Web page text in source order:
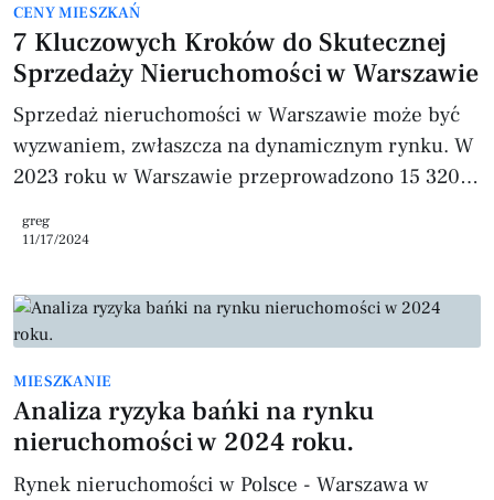
Notariusz to prawnik mianowany przez Ministra
Sprawiedliwości. Zajmuje się spo
CENY MIESZKAŃ
7 Kluczowych Kroków do Skutecznej
Sprzedaży Nieruchomości w Warszawie
Sprzedaż nieruchomości w Warszawie może być
wyzwaniem, zwłaszcza na dynamicznym rynku. W
2023 roku w Warszawie przeprowadzono 15 320
NBP 2023), z czego aż 60% dotyczyło mieszkań z
korzystnie sprzedać swoją nieruchomość, warto
zastosować się do poniższych kroków. 1.
metr kwadratowy mieszkania w Warszawie
wynosiła w 2023 roku 12 800 zł (źródło:
Cenatorium 2023
greg
11/17/2024
MIESZKANIE
Analiza ryzyka bańki na rynku
nieruchomości w 2024 roku.
Rynek nieruchomości w Polsce - Warszawa w